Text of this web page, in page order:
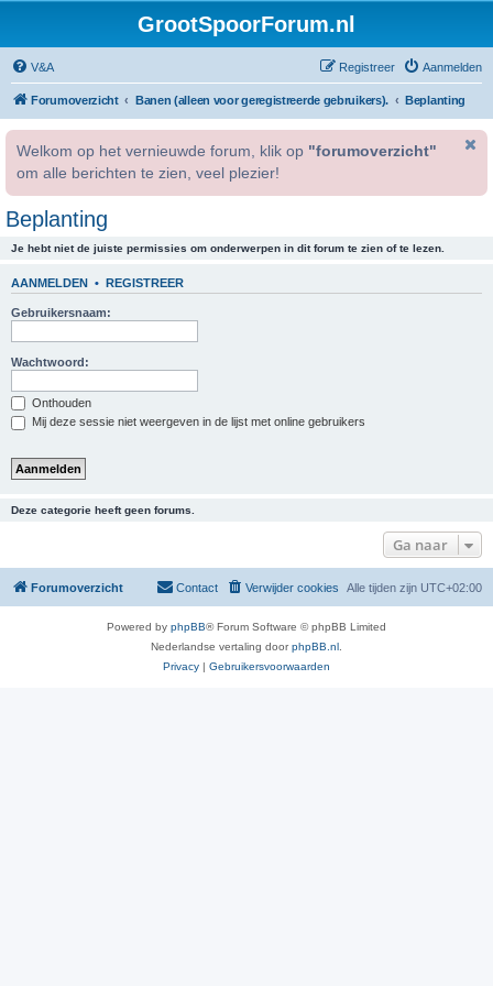
GrootSpoorForum.nl
V&A Aanmelden
Registreer
Forumoverzicht Banen (alleen voor geregistreerde gebruikers). Beplanting
Welkom op het vernieuwde forum, klik op "forumoverzicht"
om alle berichten te zien, veel plezier!
Beplanting
Je hebt niet de juiste permissies om onderwerpen in dit forum te zien of te lezen.
AANMELDEN • REGISTREER
Gebruikersnaam:
Wachtwoord:
Onthouden
Mij deze sessie niet weergeven in de lijst met online gebruikers
Deze categorie heeft geen forums.
Ga naar
Forumoverzicht Alle tijden zijn UTC+02:00
Verwijder cookies
Contact
Powered by phpBB® Forum Software © phpBB Limited
Nederlandse vertaling doorphpBB.nl
Privacy | Gebruikersvoorwaarden